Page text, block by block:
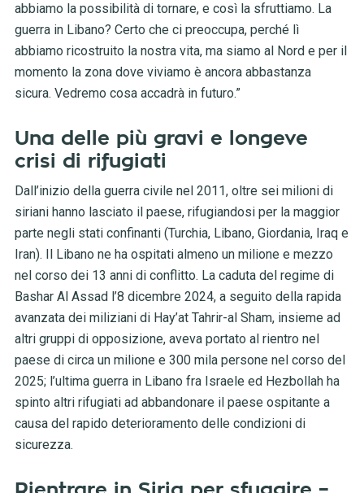
abbiamo la possibilità di tornare, e così la sfruttiamo. La
guerra in Libano? Certo che ci preoccupa, perché lì
abbiamo ricostruito la nostra vita, ma siamo al Nord e per il
momento la zona dove viviamo è ancora abbastanza
sicura. Vedremo cosa accadrà in futuro.”
Una delle più gravi e longeve
crisi di rifugiati
Dall’inizio della guerra civile nel 2011, oltre sei milioni di
siriani hanno lasciato il paese, rifugiandosi per la maggior
parte negli stati confinanti (Turchia, Libano, Giordania, Iraq e
Iran). Il Libano ne ha ospitati almeno un milione e mezzo
nel corso dei 13 anni di conflitto. La caduta del regime di
Bashar Al Assad l’8 dicembre 2024, a seguito della rapida
avanzata dei miliziani di Hay’at Tahrir-al Sham, insieme ad
altri gruppi di opposizione, aveva portato al rientro nel
paese di circa un milione e 300 mila persone nel corso del
2025; l’ultima guerra in Libano fra Israele ed Hezbollah ha
spinto altri rifugiati ad abbandonare il paese ospitante a
causa del rapido deterioramento delle condizioni di
sicurezza.